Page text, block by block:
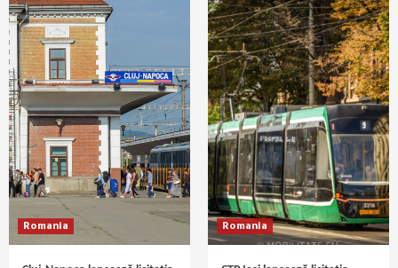
Romania Romania